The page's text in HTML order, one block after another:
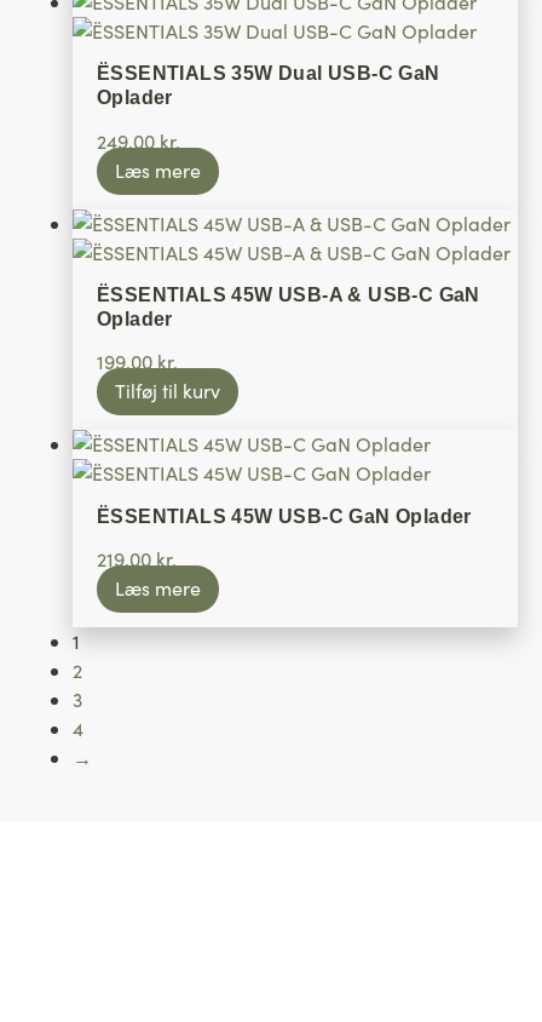
ËSSENTIALS 35W Dual USB-C GaN
Oplader
249,00 kr.
Læs mere
ËSSENTIALS 45W USB-A & USB-C GaN
Oplader
199,00kr.
Tilføj til kurv
ËSSENTIALS 45W USB-C GaN Oplader
219,00 kr.
Læs mere
1
2
3
4
→